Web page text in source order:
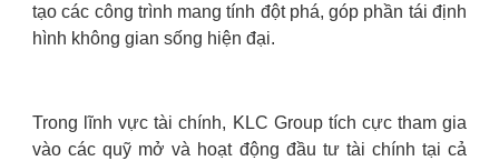
tạo các công trình mang tính đột phá, góp phần tái định
hình không gian sống hiện đại.
Trong lĩnh vực tài chính, KLC Group tích cực tham gia
vào các quỹ mở và hoạt động đầu tư tài chính tại cả